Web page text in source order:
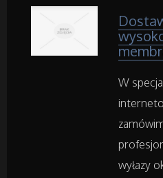
Sprzątanie,
Inne
W
wyłazy